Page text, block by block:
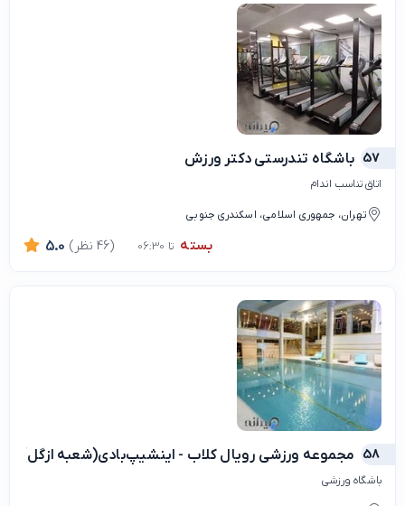
57 باشگاه تندرستی دکتر ورزش
اتاق تناسب اندام
تهران، جمهوری اسلامی، اسکندری جنوبی
بسته تا 06:30 5.0 (46 نظر)
58 مجموعه ورزشی رویال کلاب - اینشیپ‌بادی(شعبه ازگل)
باشگاه ورزشی